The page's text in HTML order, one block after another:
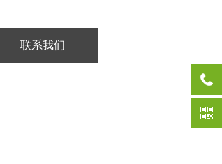
联系我们